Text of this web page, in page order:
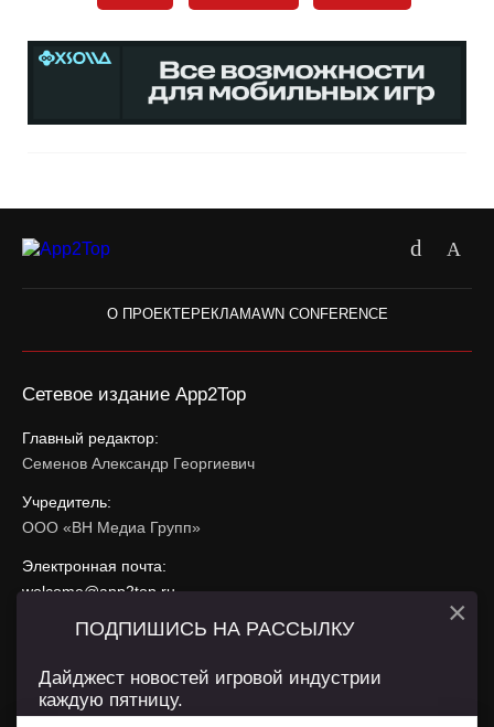
О ПРОЕКТЕРЕКЛАМАWN CONFERENCE
Сетевое издание App2Top
Главный редактор:
Семенов Александр Георгиевич
Учредитель:
ООО «ВН Медиа Групп»
Электронная почта:
welcome@app2top.ru
При использовании материалов активная ссылка на
Сайт использует IP адреса, cookie, данные геолокации
ПОДПИШИСЬ НА РАССЫЛКУ
Дайджест новостей игровой индустрии
каждую пятницу.
×